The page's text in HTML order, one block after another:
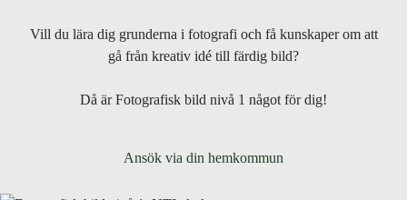
Vill du lära dig grunderna i fotografi och få kunskaper om att
gå från kreativ idé till färdig bild?
Då är Fotografisk bild nivå 1 något för dig!
Ansök via din hemkommun